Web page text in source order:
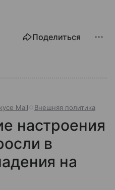
Поделиться
Mail Внешняя политика
настроения
в
на